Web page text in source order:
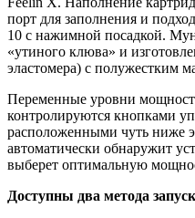
порт для заполнения и
10 с нажимной посадкой.
«утиного клюва» и
эластомера) с полужестким
Переменные уровни
контролируются кнопками
расположенными чуть ниже
автоматически обнаружит
выберет оптимальную
Доступны два метода